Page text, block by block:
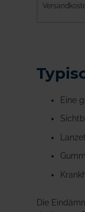
Eine
Die